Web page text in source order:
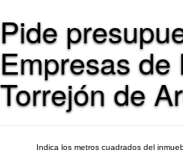
Pide
Empresas de
Torrejón de
Indica los metros cuadrados del